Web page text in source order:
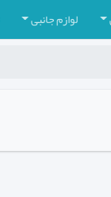
لوازم جانبی